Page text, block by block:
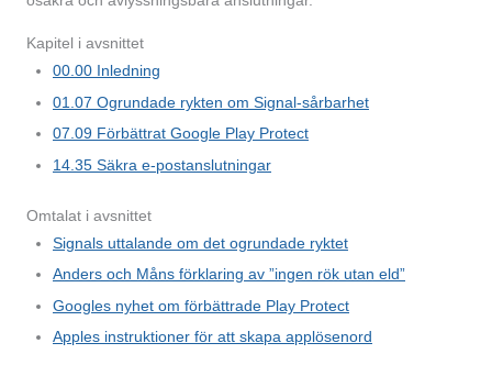
Kapitel i avsnittet
00.00 Inledning
01.07 Ogrundade rykten om Signal-sårbarhet
07.09 Förbättrat Google Play Protect
14.35 Säkra e-postanslutningar
Omtalat i avsnittet
Signals uttalande om det ogrundade ryktet
Anders och Måns förklaring av ”ingen rök utan eld”
Googles nyhet om förbättrade Play Protect
Apples instruktioner för att skapa applösenord